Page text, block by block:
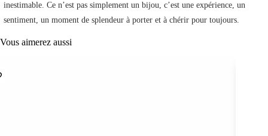
inestimable. Ce n’est pas simplement un bijou, c’est une expérience, un
sentiment, un moment de splendeur à porter et à chérir pour toujours.
Vous aimerez aussi